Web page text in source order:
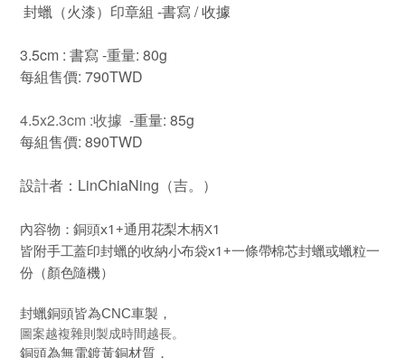
封蠟（火漆）印章組 -書寫 / 收據
3.5cm : 書寫 -重量: 80g
每組售價: 790TWD
4.5x2.3cm :收據 -重量: 85g
每組售價: 890TWD
設計者：LinChiaNing（吉。）
內容物：銅頭x1+通用花梨木柄X1
皆附手工蓋印封蠟的收納小布袋x1+一條帶棉芯封蠟或蠟粒一
份（顏色隨機）
封蠟銅頭皆為CNC車製，
圖案越複雜則製成時間越長。
銅頭為無電鍍黃銅材質，